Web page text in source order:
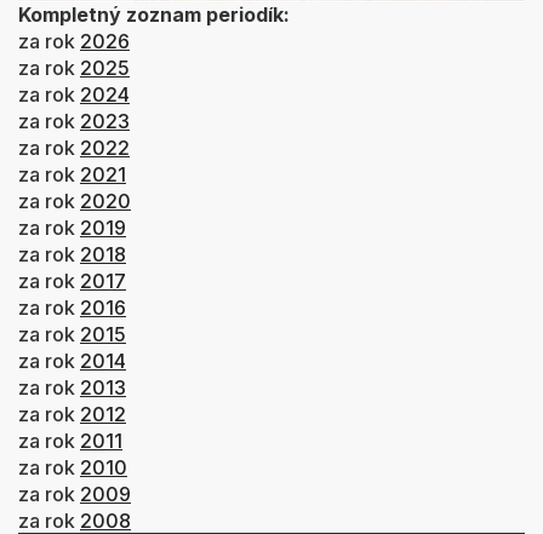
Kompletný zoznam periodík:
za rok 2026
za rok 2025
za rok 2024
za rok 2023
za rok 2022
za rok 2021
za rok 2020
za rok 2019
za rok 2018
za rok 2017
za rok 2016
za rok 2015
za rok 2014
za rok 2013
za rok 2012
za rok 2011
za rok 2010
za rok 2009
za rok 2008